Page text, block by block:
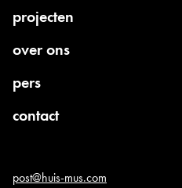
projecten
over ons
pers
contact
post@huis-mus.com